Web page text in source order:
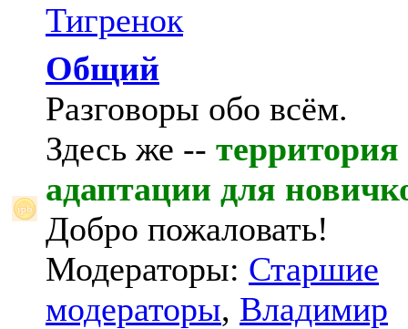
Тигренок
Общий
Разговоры обо всём.
Здесь же -- территория
адаптации для
Добро пожаловать!
Модераторы: Старшие
модераторы, Владимир